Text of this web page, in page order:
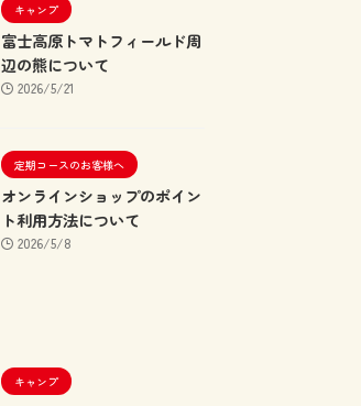
キャンプ
富士高原トマトフィールド周
辺の熊について
2026/5/21
定期コースのお客様へ
オンラインショップのポイン
ト利用方法について
2026/5/8
キャンプ